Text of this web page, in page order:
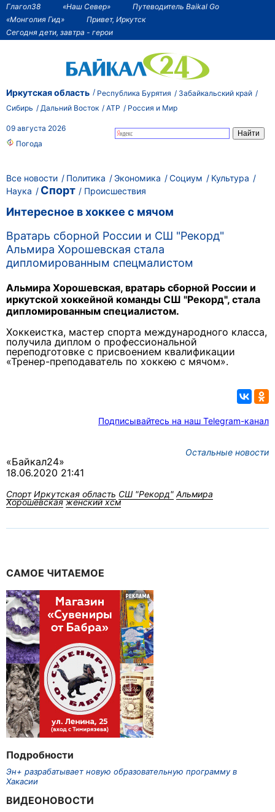
Глагол38 «Наш Север»
Путеводитель Baikal Go
«Монголия Гид»
Привет, Иркутск
Сегодня дети, завтра - герои
Иркутская область Республика Бурятия
Забайкальский край
Сибирь
Дальний Восток АТР Россия и Мир
09 августа 2026
Погода
Все новости Политика Экономика Социум
Культура
Наука
Спорт Происшествия
Интересное в хоккее с мячом
Вратарь сборной России и СШ "Рекорд"
Альмира Хорошевская стала
дипломированным спецмалистом
Альмира Хорошевская, вратарь сборной России и
иркутской хоккейной команды СШ "Рекорд", стала
дипломированным специалистом.
Хоккеистка, мастер спорта международного класса,
получила диплом о профессиональной
переподготовке с присвоением квалификации
«Тренер-преподаватель по хоккею с мячом».
Подписывайтесь на наш Telegram-канал
Остальные новости
«Байкал24»
18.06.2020 21:41
Спорт Иркутская область СШ "Рекорд" Альмира
Хорошевская женский хсм
САМОЕ ЧИТАЕМОЕ
Подробности
Эн+ разрабатывает новую образовательную программу в
Хакасии
ВИДЕОНОВОСТИ